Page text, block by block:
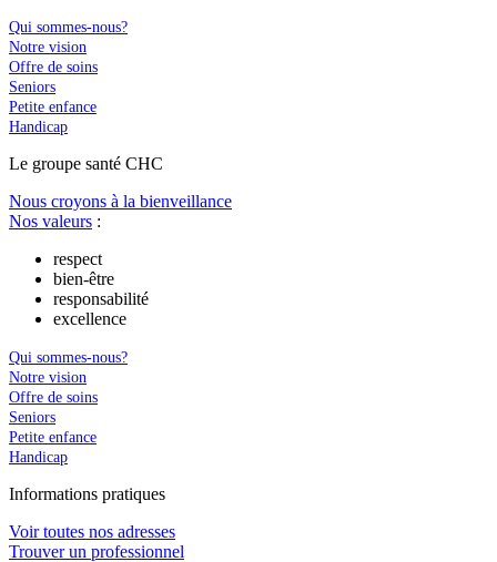
Qui sommes-nous?
Notre vision
Offre de soins
Seniors
Petite enfance
Handicap
Le groupe santé CHC
Nous croyons à la bienveillance
Nos valeurs :
respect
bien-être
responsabilité
excellence
Qui sommes-nous?
Notre vision
Offre de soins
Seniors
Petite enfance
Handicap
Informations pratiques
Voir toutes nos adresses
Trouver un professionnel